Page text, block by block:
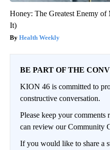
Honey: The Greatest Enemy
It)
Health Weekly
BE PART OF THE
KION 46 is committed to
constructive conversation.
Please keep your comments
can review our Community
If you would like to share a